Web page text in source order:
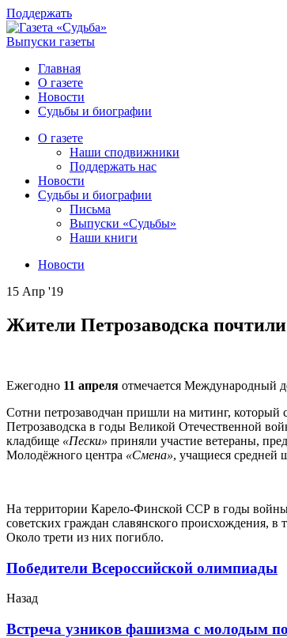
Поддержать
Выпуски газеты
Главная
О газете
Новости
Судьбы и биографии
О газете
Наши сподвижники
Поддержать нас
Новости
Судьбы и биографии
Письма
Выпуски «Судьбы»
Наши книги
Новости
15 Апр '19
Жители Петрозаводска
Ежегодно 11 апреля отмечается Международный
Сотни петрозаводчан пришли на митинг, который
Петрозаводска в годы Великой Отечественной
кладбище «Пески» приняли участие ветераны,
Молодёжного центра «Смена», учащиеся средней
На территории Карело-Финской ССР в годы войны
советских граждан славянского происхождения,
Около трети из них погибло.
Победители Всероссийской олимпиады
Назад
Встреча узников фашизма с молодым